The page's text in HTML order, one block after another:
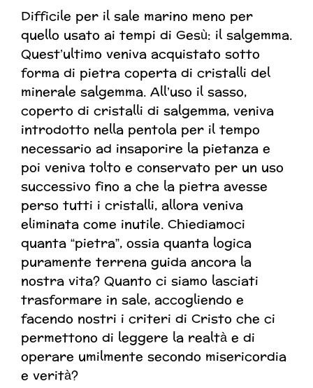
Difficile per il sale marino meno per
quello usato ai tempi di Gesù: il salgemma.
Quest’ultimo veniva acquistato sotto
forma di pietra coperta di cristalli del
minerale salgemma. All’uso il sasso,
coperto di cristalli di salgemma, veniva
introdotto nella pentola per il tempo
necessario ad insaporire la pietanza e
poi veniva tolto e conservato per un uso
successivo fino a che la pietra avesse
perso tutti i cristalli, allora veniva
eliminata come inutile. Chiediamoci
quanta “pietra”, ossia quanta logica
puramente terrena guida ancora la
nostra vita? Quanto ci siamo lasciati
trasformare in sale, accogliendo e
facendo nostri i criteri di Cristo che ci
permettono di leggere la realtà e di
operare umilmente secondo misericordia
e verità?